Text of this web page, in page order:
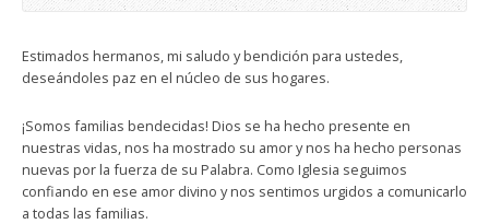
Estimados hermanos, mi saludo y bendición para ustedes,
deseándoles paz en el núcleo de sus hogares.
¡Somos familias bendecidas! Dios se ha hecho presente en
nuestras vidas, nos ha mostrado su amor y nos ha hecho personas
nuevas por la fuerza de su Palabra. Como Iglesia seguimos
confiando en ese amor divino y nos sentimos urgidos a comunicarlo
a todas las familias.